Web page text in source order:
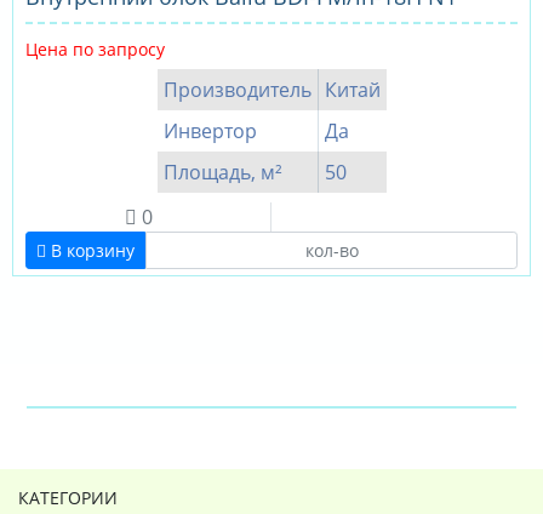
Цена по запросу
Производитель Китай
Инвертор
Да
Площадь, м²
50
0
В корзину
КАТЕГОРИИ